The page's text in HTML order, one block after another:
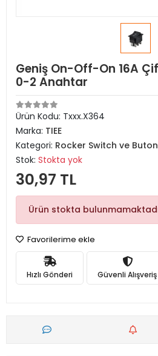
Geniş On-Off-On 16A
0-2 Anahtar
Ürün Kodu: Txxx.X364
Marka: TIEE
Kategori: Rocker Switch ve Buton
Stok: Stokta yok
30,97 TL
Ürün stokta
Favorilerime ekle
Hızlı Gönderi Güvenli Alışveriş